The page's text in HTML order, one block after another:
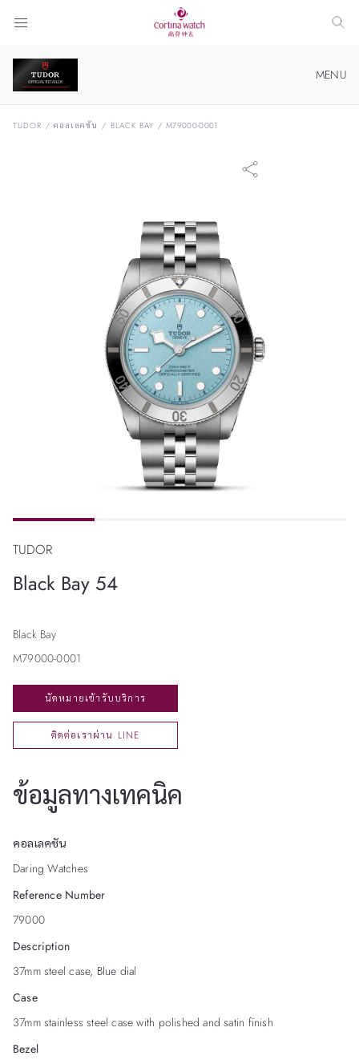
MENU
นาฬิกา TUDOR ที่ CORTINA WATCH
TUDOR / คอลเลคชัน / BLACK BAY / M79000-0001
TUDOR
Black Bay 54
Black Bay
M79000-0001
นัดหมายเข้ารับบริการ
ติดต่อเราผ่าน LINE
ข้อมูลทางเทคนิค
คอลเลคชัน
Daring Watches
Reference Number
79000
Description
37mm steel case, Blue dial
Case
37mm stainless steel case with polished and satin finish
Bezel